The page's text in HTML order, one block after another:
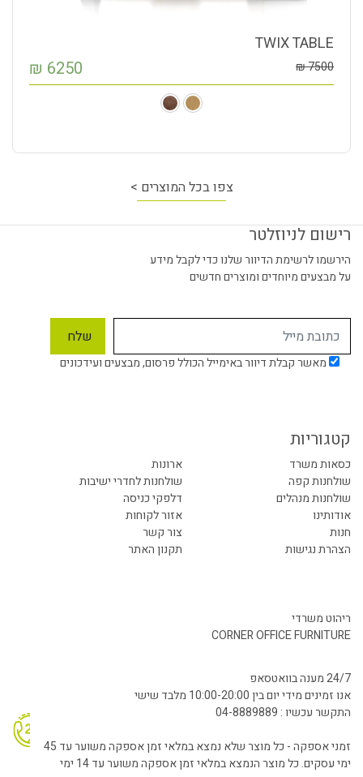
TWIX TABLE
7500
₪
6250
₪
צפו בכל המוצרים >
רישום לניוזלטר
הירשמו לרשימת הדיוור שלנו כדי לקבל מידע
על מבצעים מיוחדים ומוצרים חדשים
מאשר קבלת דיוור באימייל הכולל פרסום, מבצעים ועידכונים
קטגוריות
כסאות משרד
ארונות
שולחנות קפה
שולחנות לחדרי ישיבות
שולחנות מנהלים
דלפקי כניסה
אודותינו
אזור לקוחות
חנות
צור קשר
הצהרת נגישות
תקנון האתר
ריהוט משרדי
CORNER OFFICE FURNITURE
24/7 מענה בוואטסאפ
אנו זמינים מידי יום בין 10:00-20:00 מלבד שישי
התקשר עכשיו : 04-8889889
זמני אספקה - כל מוצר שלא נמצא במלאי זמן אספקה משוער עד 45
ימי עסקים. כל מוצר הנמצא במלאי זמן אספקה משוער עד 14 ימי